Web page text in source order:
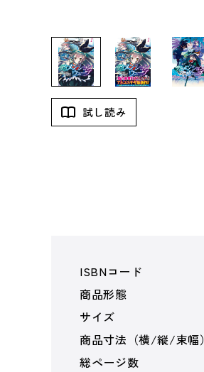
試し読み
ISBNコード
商品形態
サイズ
商品寸法（横/縦/束幅）
総ページ数